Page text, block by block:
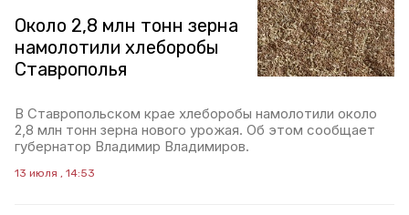
Около 2,8 млн тонн зерна
намолотили хлеборобы
Ставрополья
В Ставропольском крае хлеборобы намолотили около
2,8 млн тонн зерна нового урожая. Об этом сообщает
губернатор Владимир Владимиров.
13 июля , 14:53